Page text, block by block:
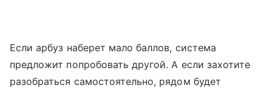
Если арбуз наберет мало баллов, система
предложит попробовать другой. А если захотите
разобраться самостоятельно, рядом будет